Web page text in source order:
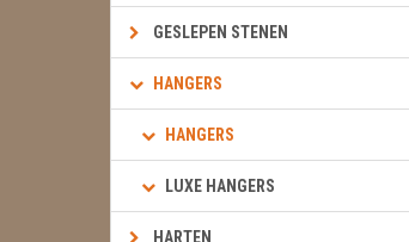
GESLEPEN STENEN
HANGERS
HANGERS
LUXE HANGERS
HARTEN